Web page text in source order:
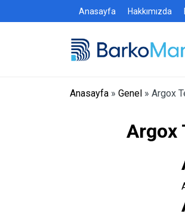
Anasayfa Hakkımızda
Anasayfa » Genel » Argox
Argox